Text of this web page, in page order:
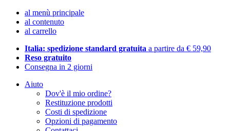
al menù principale
al contenuto
al carrello
Italia: spedizione standard gratuita a partire da € 59,90
Reso gratuito
Consegna in 2 giorni
Aiuto
Dov'è il mio ordine?
Restituzione prodotti
Costi di spedizione
Opzioni di pagamento